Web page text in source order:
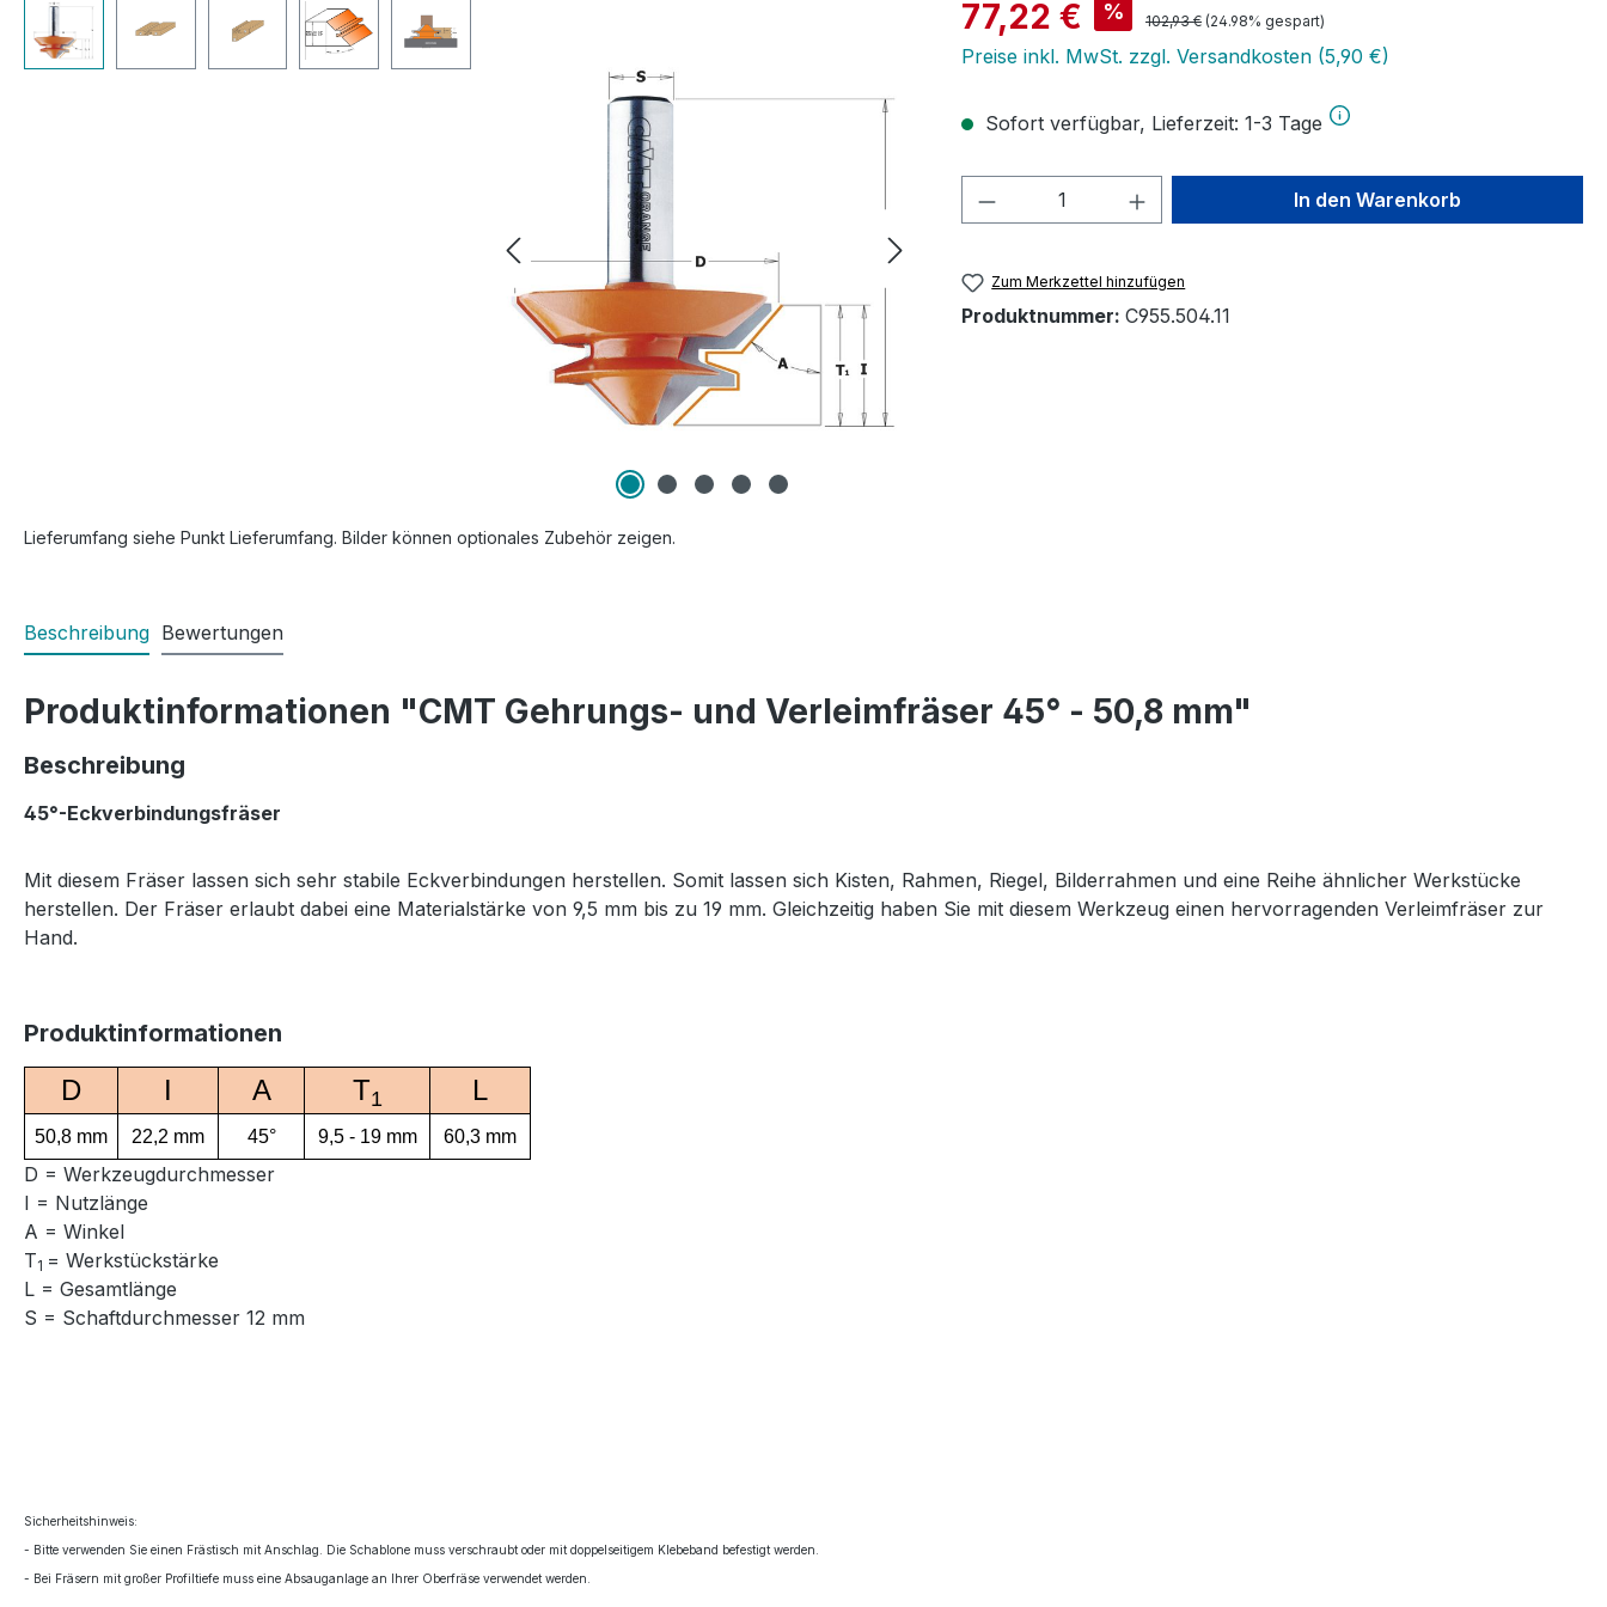
Lieferumfang siehe Punkt Lieferumfang. Bilder können optionales Zubehör zeigen.
Verkaufspreis:
77,22 € % Regulärer Preis:
102,93 € (24.98% gespart)
Preise inkl. MwSt. zzgl. Versandkosten (5,90 €)
Sofort verfügbar, Lieferzeit: 1-3 Tage
Produkt Anzahl: Gib den gewünschten Wert
In den Warenkorb
Zum Merkzettel hinzufügen
Produktnummer: C955.504.11
Beschreibung Bewertungen
Produktinformationen "CMT Gehrungs- und Verleimfräser 45° - 50,8 mm"
Beschreibung
45°-Eckverbindungsfräser
Mit diesem Fräser lassen sich sehr stabile Eckverbindungen herstellen. Somit lassen sich Kisten, Rahmen, Riegel, Bilderrahmen und eine Reihe ähnlicher Werkstücke
herstellen. Der Fräser erlaubt dabei eine Materialstärke von 9,5 mm bis zu 19 mm. Gleichzeitig haben Sie mit diesem Werkzeug einen hervorragenden Verleimfräser zur
Hand.
Produktinformationen
D I A T1 L
50,8 mm 22,2 mm 45° 9,5 - 19 mm 60,3 mm
D = Werkzeugdurchmesser
I = Nutzlänge
A = Winkel
T1 = Werkstückstärke
L = Gesamtlänge
S = Schaftdurchmesser 12 mm
Sicherheitshinweis:
- Bitte verwenden Sie einen Frästisch mit Anschlag. Die Schablone muss verschraubt oder mit doppelseitigem Klebeband befestigt werden.
- Bei Fräsern mit großer Profiltiefe muss eine Absauganlage an Ihrer Oberfräse verwendet werden.